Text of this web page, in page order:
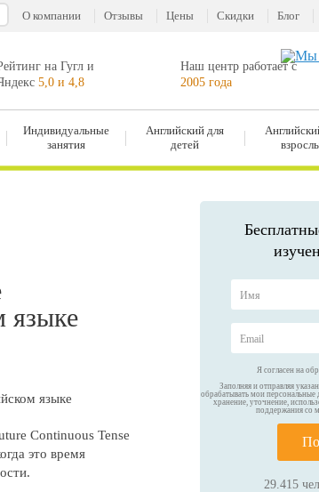
О компании Отзывы Цены Скидки Блог
на Гугл и
5,0 и 4,8
Наш центр работает с
2005 года
Индивидуальные
занятия
Английский для
детей
языке
Continuous Tense
это время
Я согласен на
Заполняя и отправляя
обрабатывать мои персональные
хранение, уточнение,
поддержания со
29.415